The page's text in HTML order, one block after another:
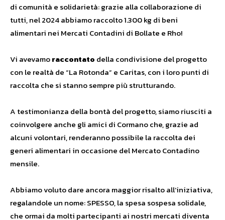
di comunità e solidarietà: grazie alla collaborazione di
tutti, nel 2024 abbiamo raccolto 1.300 kg di beni
alimentari nei Mercati Contadini di Bollate e Rho!
Vi avevamoraccontato della condivisione del progetto
con le realtà de “La Rotonda” e Caritas, con i loro punti di
raccolta che si stanno sempre più strutturando.
A testimonianza della bontà del progetto, siamo riusciti a
coinvolgere anche gli amici di Cormano che, grazie ad
alcuni volontari, renderanno possibile la raccolta dei
generi alimentari in occasione del Mercato Contadino
mensile.
Abbiamo voluto dare ancora maggior risalto all’iniziativa,
regalandole un nome: SPESSO, la spesa sospesa solidale,
che ormai da molti partecipanti ai nostri mercati diventa